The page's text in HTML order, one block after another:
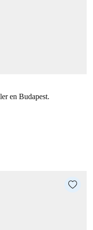
en Budapest.